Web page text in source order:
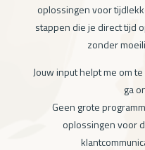
oplossingen voor
stappen die je direct tijd
zonder
Jouw input helpt me om
ga
Geen grote
oplossingen voor